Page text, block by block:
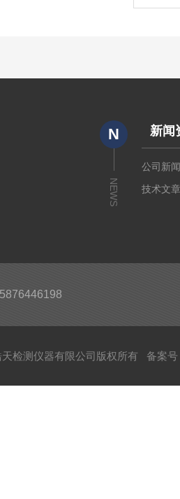
N
NEWS
新闻
公司新
技术文
检测仪器有限公司版权所有 备案号